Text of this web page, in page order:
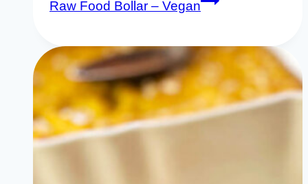
Raw Food Bollar – Vegan